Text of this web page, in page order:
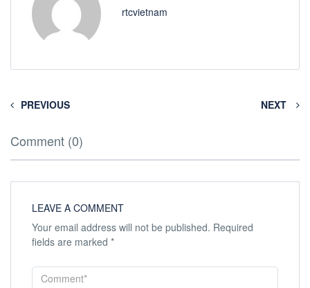
rtcvietnam
PREVIOUS NEXT
Comment (0)
LEAVE A COMMENT
Your email address will not be published. Required
fields are marked *